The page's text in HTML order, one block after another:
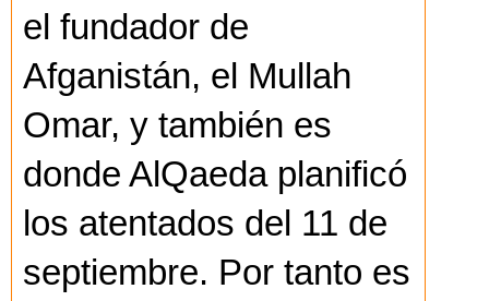
el fundador de
Afganistán, el Mullah
Omar, y también es
donde AlQaeda planificó
los atentados del 11 de
septiembre. Por tanto es